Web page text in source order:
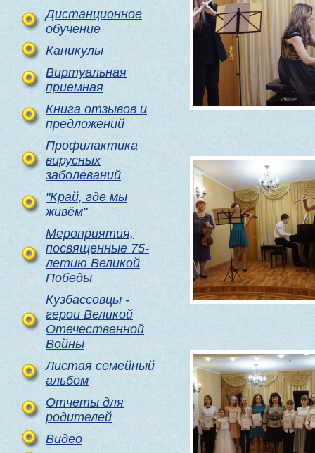
Дистанционное
обучение
Каникулы
Виртуальная
приемная
Книга отзывов и
предложений
Профилактика
вирусных
заболеваний
"Край, где мы
живём"
Мероприятия,
посвященные 75-
летию Великой
Победы
Кузбассовцы -
герои Великой
Отечественной
Войны
Листая семейный
альбом
Отчеты для
родителей
Видео